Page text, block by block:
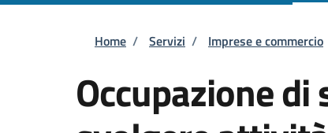
Briciole di pane
Home / Servizi / Imprese e commercio
Occupazione